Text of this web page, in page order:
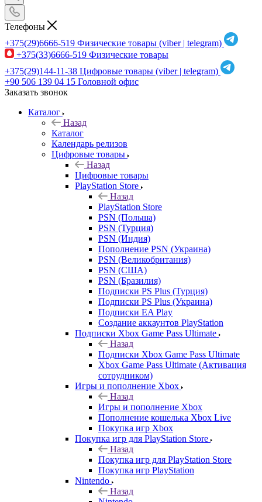
Телефоны
+375(29)6666-519 Физические товары (viber | telegram)
+375(33)6666-519 Физические товары
+375(29)144-11-38 Цифровые товары (viber | telegram)
+90 506 139 04 15 Головной офис
Заказать звонок
Каталог
Назад
Каталог
Календарь релизов
Цифровые товары
Назад
Цифровые товары
PlayStation Store
Назад
PlayStation Store
PSN (Польша)
PSN (Турция)
PSN (Индия)
Пополнение PSN (Украина)
PSN (Великобритания)
PSN (США)
PSN (Бразилия)
Подписки PS Plus (Турция)
Подписки PS Plus (Украина)
Подписки EA Play
Создание аккаунтов PlayStation
Подписки Xbox Game Pass Ultimate
Назад
Подписки Xbox Game Pass Ultimate
Xbox Game Pass Ultimate (Активация
сотрудником)
Игры и пополнение Xbox
Назад
Игры и пополнение Xbox
Пополнение кошелька Xbox Live
Покупка игр Xbox
Покупка игр для PlayStation Store
Назад
Покупка игр для PlayStation Store
Покупка игр PlayStation
Nintendo
Назад